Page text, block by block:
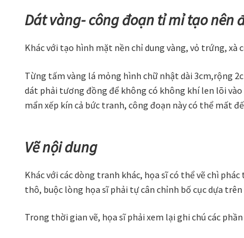
Dát vàng- công đoạn tỉ mỉ tạo nên
Khác với tạo hình mặt nền chỉ dung vàng, vỏ trứng, xà
Từng tấm vàng lá mỏng hình chữ nhật dài 3cm,rộng
dát phải tương đồng để không có không khí len lõi
mẩn xếp kín cả bức tranh, công đoạn này có thể mất
Vẽ nội dung
Khác với các dòng tranh khác, họa sĩ có thể vẽ chì
thô, buộc lòng họa sĩ phải tự cân chỉnh bố cục dựa
Trong thời gian vẽ, họa sĩ phải xem lại ghi chú các